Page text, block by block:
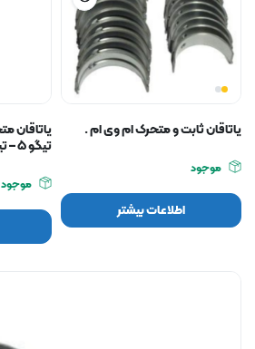
یاتاقان ثابت و متحرک ام وی ام .
موجود
اطلاعات بیشتر
تیگو ۵ – تیگو ۷ – آریزو ۵ – آریزو ۶
موجود